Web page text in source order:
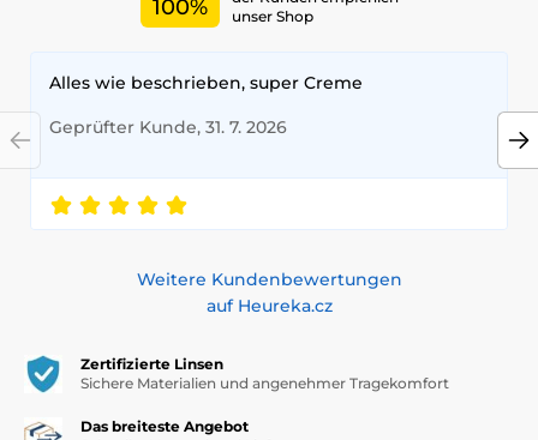
100%
unser Shop
Alles wie beschrieben, super Creme
Geprüfter Kunde, 31. 7. 2026
Weitere Kundenbewertungen
auf Heureka.cz
Zertifizierte Linsen
Sichere Materialien und angenehmer Tragekomfort
Das breiteste Angebot